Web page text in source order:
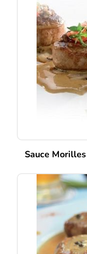
Sauce Morilles